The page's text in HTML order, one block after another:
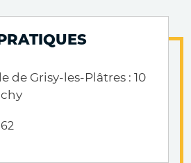
de Grisy-les-Plâtres : 10